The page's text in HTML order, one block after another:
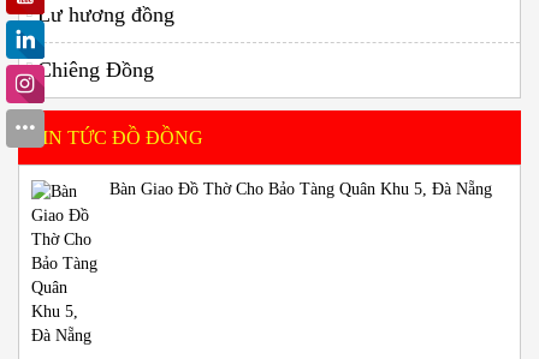
Lư hương đồng
Chiêng Đồng
TIN TỨC ĐỒ ĐỒNG
Bàn Giao Đồ Thờ Cho Bảo Tàng Quân Khu 5, Đà Nẵng